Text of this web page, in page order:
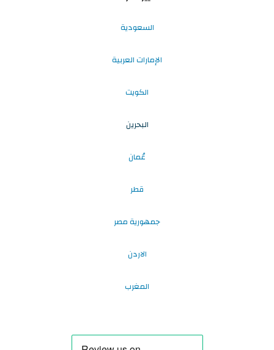
السعودية
الإمارات العربية
الكويت
البحرين
عُمان
قطر
جمهورية مصر
الاردن
المغرب